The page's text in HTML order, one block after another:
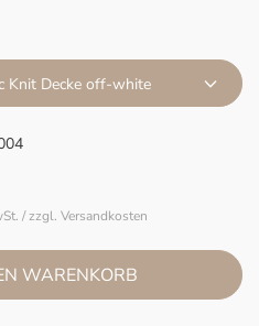
Knit Decke off-white
/ zzgl. Versandkosten
WARENKORB